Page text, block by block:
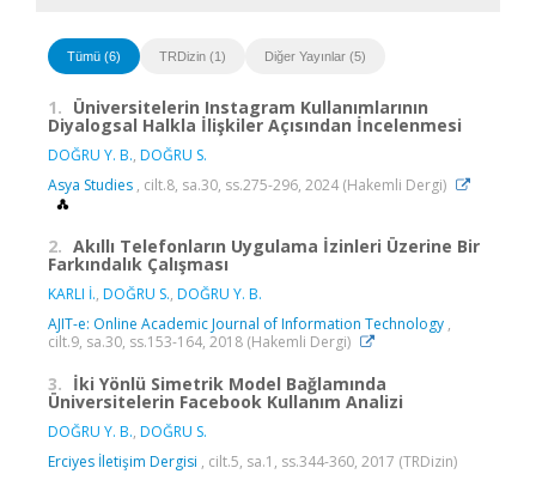
Tümü (6) TRDizin (1) Diğer Yayınlar (5)
1. Üniversitelerin Instagram Kullanımlarının
Diyalogsal Halkla İlişkiler Açısından İncelenmesi
DOĞRU Y. B., DOĞRU S.
Asya Studies , cilt.8, sa.30, ss.275-296, 2024 (Hakemli Dergi)
2. Akıllı Telefonların Uygulama İzinleri Üzerine Bir
Farkındalık Çalışması
KARLI İ., DOĞRU S., DOĞRU Y. B.
AJIT-e: Online Academic Journal of Information Technology ,
cilt.9, sa.30, ss.153-164, 2018 (Hakemli Dergi)
3. İki Yönlü Simetrik Model Bağlamında
Üniversitelerin Facebook Kullanım Analizi
DOĞRU Y. B., DOĞRU S.
Erciyes İletişim Dergisi , cilt.5, sa.1, ss.344-360, 2017 (TRDizin)